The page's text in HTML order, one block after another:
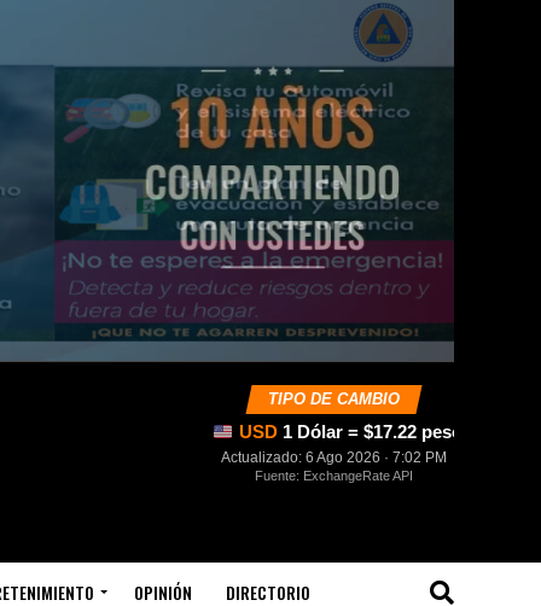
TIPO DE CAMBIO
USD 1 Dólar = $17.22 pesos
Actualizado: 6 Ago 2026 · 7:02 PM
Fuente: ExchangeRate API
OPINIÓN DIRECTORIO